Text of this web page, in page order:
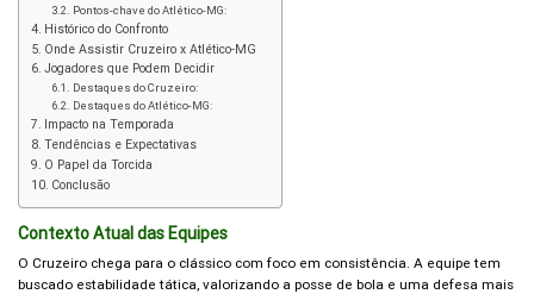
Pontos-chave do Atlético-MG:
Histórico do Confronto
Onde Assistir Cruzeiro x Atlético-MG
Jogadores que Podem Decidir
Destaques do Cruzeiro:
Destaques do Atlético-MG:
Impacto na Temporada
Tendências e Expectativas
O Papel da Torcida
Conclusão
Contexto Atual das Equipes
O Cruzeiro chega para o clássico com foco em consistência. A equipe tem
buscado estabilidade tática, valorizando a posse de bola e uma defesa mais